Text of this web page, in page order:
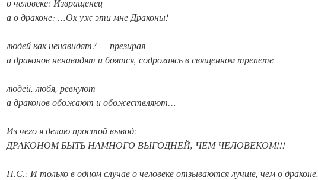
о человеке: Извращенец
а о драконе: …Ох уж эти мне Драконы!
людей как ненавидят? — презирая
а драконов ненавидят и боятся, содрогаясь в священном трепете
людей, любя, ревнуют
а драконов обожают и обожествляют…
Из чего я делаю простой вывод:
ДРАКОНОМ БЫТЬ НАМНОГО ВЫГОДНЕЙ, ЧЕМ ЧЕЛОВЕКОМ!!!
П.С.: И только в одном случае о человеке отзываются лучше, чем о драконе.